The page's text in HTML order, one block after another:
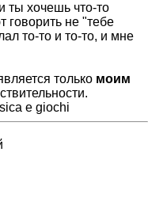
ты хочешь что-то
говорить не "тебе
то-то и то-то, и мне
только моим
e giochi